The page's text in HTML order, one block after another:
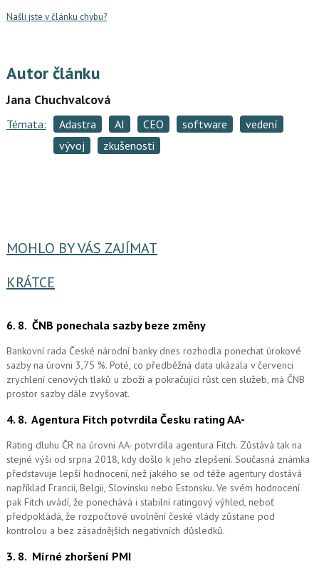
Našli jste v článku chybu?
Autor článku
Jana Chuchvalcová
Témata: Adastra AI CEO software
vedení
vývoj
zkušenosti
MOHLO BY VÁS ZAJÍMAT
KRÁTCE
6. 8. ČNB ponechala sazby beze změny
Bankovní rada České národní banky dnes rozhodla ponechat úrokové
sazby na úrovni 3,75 %. Poté, co předběžná data ukázala v červenci
zrychlení cenových tlaků u zboží a pokračující růst cen služeb, má ČNB
prostor sazby dále zvyšovat.
4. 8. Agentura Fitch potvrdila Česku rating AA-
Rating dluhu ČR na úrovni AA- potvrdila agentura Fitch. Zůstává tak na
stejné výši od srpna 2018, kdy došlo k jeho zlepšení. Současná známka
představuje lepší hodnocení, než jakého se od téže agentury dostává
například Francii, Belgii, Slovinsku nebo Estonsku. Ve svém hodnocení
pak Fitch uvádí, že ponechává i stabilní ratingový výhled, neboť
předpokládá, že rozpočtové uvolnění české vlády zůstane pod
kontrolou a bez zásadnějších negativních důsledků.
3. 8. Mírné zhoršení PMI